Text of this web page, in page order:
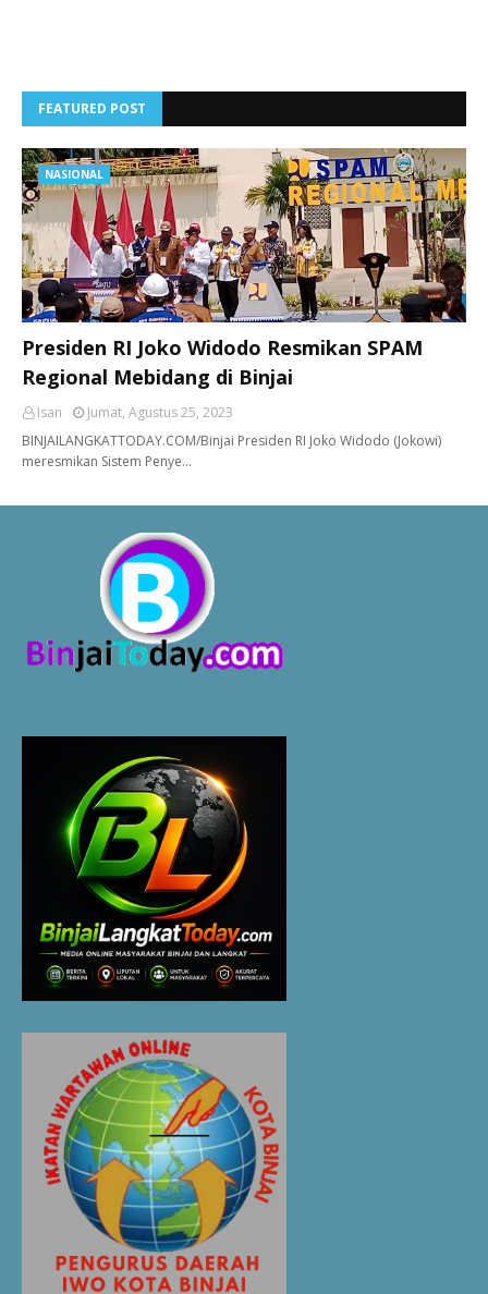
FEATURED POST
NASIONAL
Presiden RI Joko Widodo Resmikan SPAM
Regional Mebidang di Binjai
Isan
Jumat, Agustus 25, 2023
BINJAILANGKATTODAY.COM/Binjai Presiden RI Joko Widodo (Jokowi)
meresmikan Sistem Penye…